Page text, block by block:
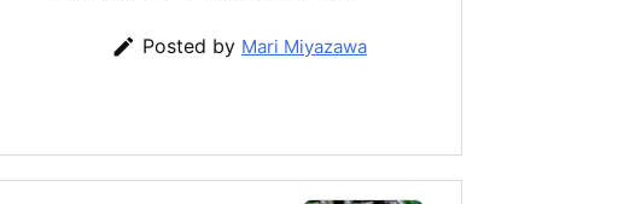
 Posted by Mari Miyazawa